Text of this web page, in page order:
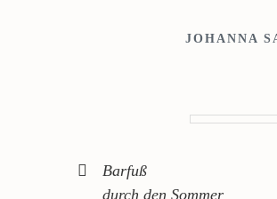
JOHANNA
Barfuß
durch den Sommer